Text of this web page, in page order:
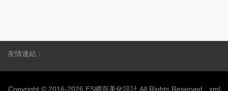
友情連結：
Copyright © 2016-2026 ES網頁美化設計 All Rights Reserved. xml